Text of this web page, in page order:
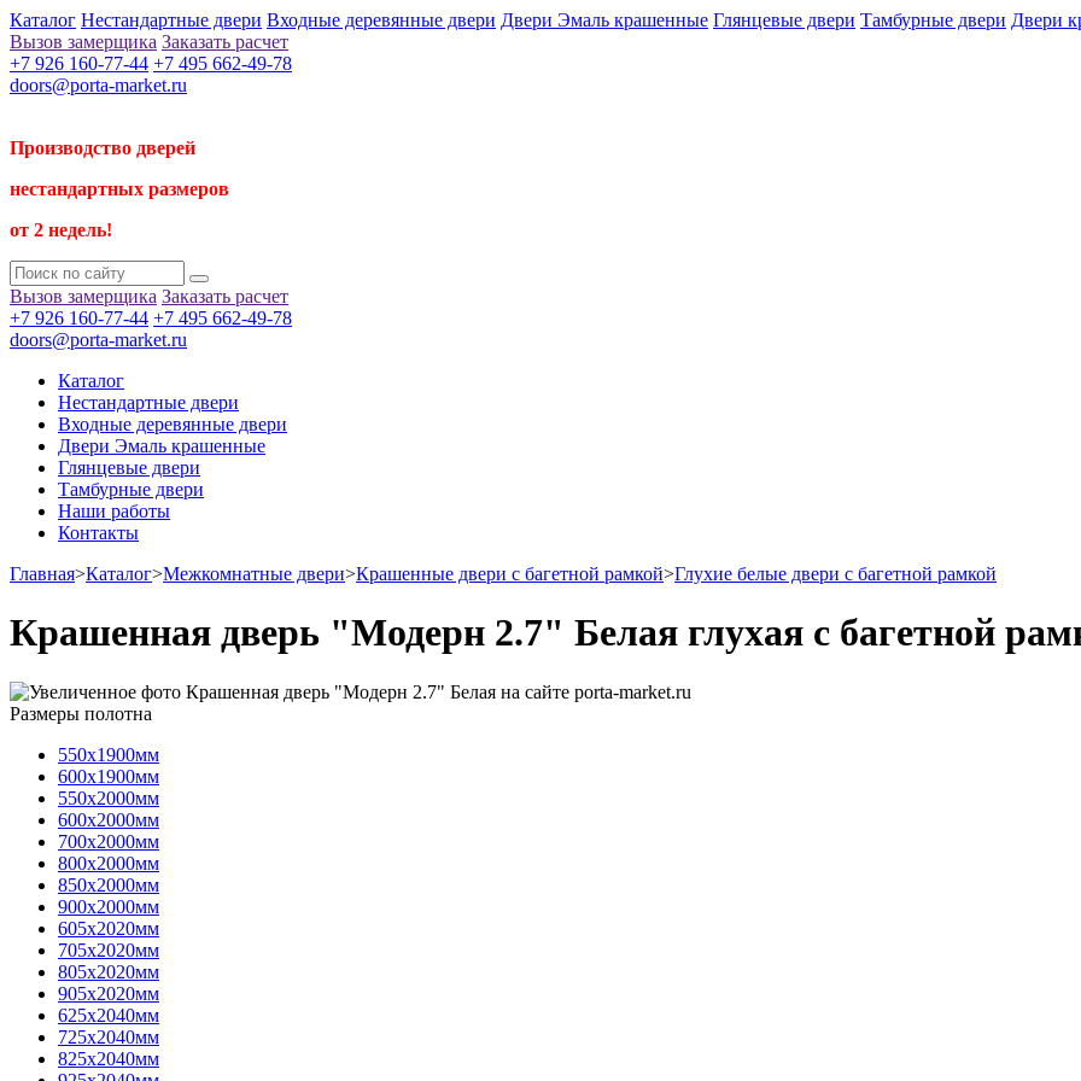
Каталог Нестандартные двери Входные деревянные двери Двери Эмаль крашенные Глянцевые двери Тамбурные двери Двери
Вызов замерщика Заказать расчет
+7 926 160-77-44 +7 495 662-49-78
doors@porta-market.ru
Производство дверей
нестандартных размеров
от 2 недель!
Вызов замерщика Заказать расчет
+7 926 160-77-44 +7 495 662-49-78
doors@porta-market.ru
Каталог
Нестандартные двери
Входные деревянные двери
Двери Эмаль крашенные
Глянцевые двери
Тамбурные двери
Наши работы
Контакты
Главная>Каталог>Межкомнатные двери>Крашенные двери с багетной рамкой>Глухие белые двери с багетной рамкой
Крашенная дверь "Модерн 2.7" Белая глухая с багетной
Размеры полотна
550х1900мм
600х1900мм
550х2000мм
600х2000мм
700х2000мм
800х2000мм
850х2000мм
900х2000мм
605х2020мм
705х2020мм
805х2020мм
905х2020мм
625х2040мм
725х2040мм
825х2040мм